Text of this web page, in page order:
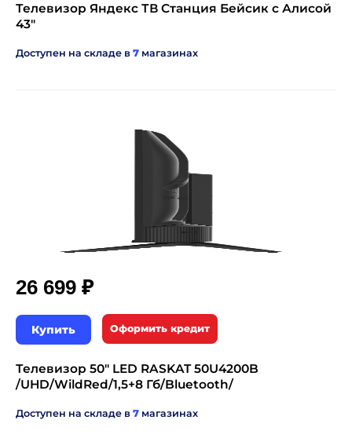
Телевизор Яндекс ТВ Станция Бейсик с Алисой
43"
Доступен на складе в 7 магазинах
26 699 ₽
Купить Оформить кредит
Телевизор 50" LED RASKAT 50U4200B
/UHD/WildRed/1,5+8 Гб/Bluetooth/
Доступен на складе в 7 магазинах